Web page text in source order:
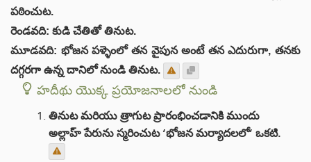
పఠించుట.
రెండవది: కుడి చేతితో తినుట.
మూడవది: భోజన పళ్ళెంలో తన వైపున అంటే తన ఎదురుగా, తనకు
దగ్గరగా ఉన్న దానిలో నుండి తినుట.
హదీథు యొక్క ప్రయోజనాలలో నుండి
తినుట మరియు త్రాగుట ప్రారంభించడానికి ముందు
అల్లాహ్ పేరును స్మరించుట ‘భోజన మర్యాదలలో’ ఒకటి.